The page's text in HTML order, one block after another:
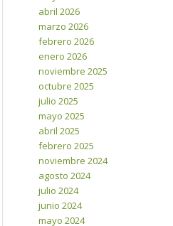
abril 2026
marzo 2026
febrero 2026
enero 2026
noviembre 2025
octubre 2025
julio 2025
mayo 2025
abril 2025
febrero 2025
noviembre 2024
agosto 2024
julio 2024
junio 2024
mayo 2024